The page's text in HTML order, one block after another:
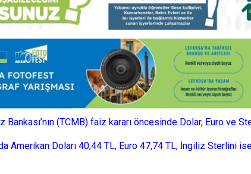
(TCMB) faiz kararı öncesinde Dolar, Euro ve
Amerikan Doları 40,44 TL, Euro 47,74 TL, İngiliz Sterlini